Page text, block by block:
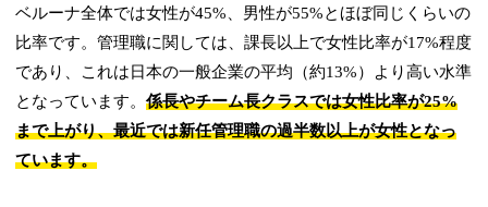
ベルーナ全体では女性が45%、男性が55%とほぼ同じくらいの
比率です。管理職に関しては、課長以上で女性比率が17%程度
であり、これは日本の一般企業の平均（約13%）より高い水準
となっています。係長やチーム長クラスでは女性比率が25%
まで上がり、最近では新任管理職の過半数以上が女性となっ
ています。